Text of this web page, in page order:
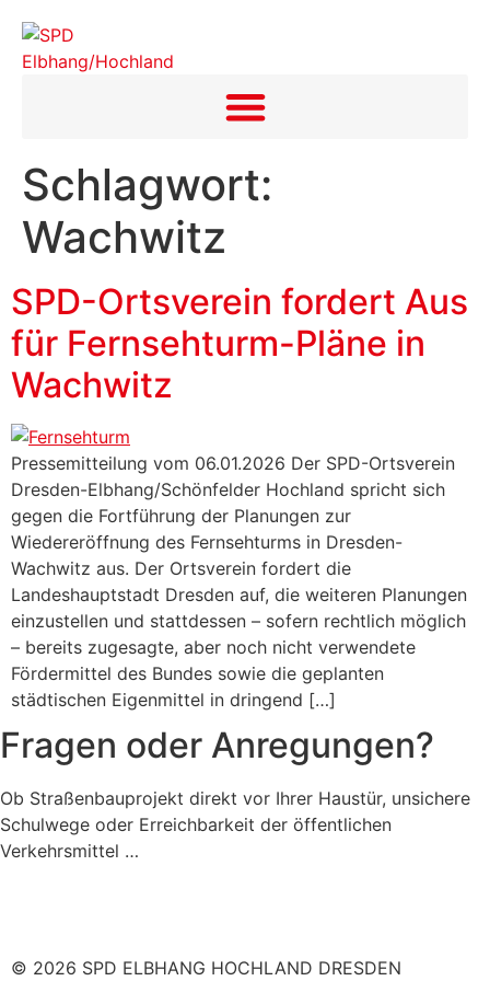
springen
Schlagwort:
Wachwitz
SPD-Ortsverein fordert Aus
für Fernsehturm-Pläne in
Wachwitz
Pressemitteilung vom 06.01.2026 Der SPD-Ortsverein
Dresden-Elbhang/Schönfelder Hochland spricht sich
gegen die Fortführung der Planungen zur
Wiedereröffnung des Fernsehturms in Dresden-
Wachwitz aus. Der Ortsverein fordert die
Landeshauptstadt Dresden auf, die weiteren Planungen
einzustellen und stattdessen – sofern rechtlich möglich
– bereits zugesagte, aber noch nicht verwendete
Fördermittel des Bundes sowie die geplanten
städtischen Eigenmittel in dringend […]
Fragen oder Anregungen?
Ob Straßenbauprojekt direkt vor Ihrer Haustür, unsichere
Schulwege oder Erreichbarkeit der öffentlichen
Verkehrsmittel …
© 2026 SPD ELBHANG HOCHLAND DRESDEN